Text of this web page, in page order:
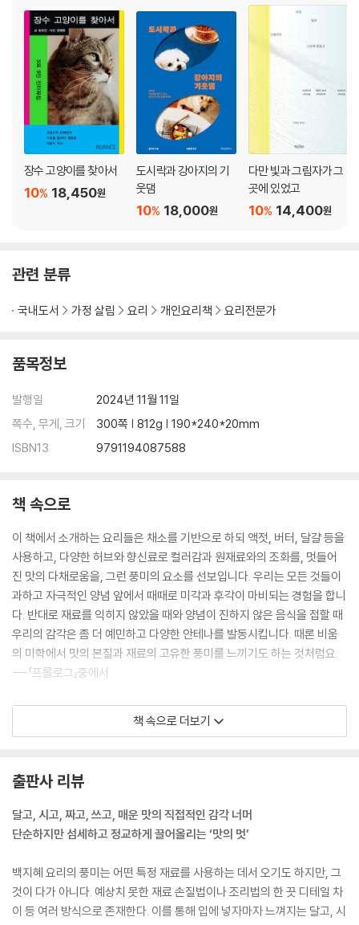
장수 고양이를 찾아서
18,450원
10%
도시락과 강아지의 기
웃댐
18,000원
10%
다만 빛과 그림자가 그
곳에 있었고
14,400원
10%
관련 분류
국내도서 가정 살림 요리 개인요리책 요리전문가
품목정보
발행일
2024년 11월 11일
쪽수, 무게, 크기
300쪽 | 812g | 190*240*20mm
ISBN13
9791194087588
책 속으로
이 책에서 소개하는 요리들은 채소를 기반으로 하되 액젓, 버터, 달걀 등을
사용하고, 다양한 허브와 향신료로 컬러감과 원재료와의 조화를, 멋들어
진 맛의 다채로움을, 그런 풍미의 요소를 선보입니다. 우리는 모든 것들이
과하고 자극적인 양념 앞에서 때때로 미각과 후각이 마비되는 경험을 합니
다. 반대로 재료를 익히지 않았을 때와 양념이 진하지 않은 음식을 접할 때
우리의 감각은 좀 더 예민하고 다양한 안테나를 발동시킵니다. 때론 비움
의 미학에서 맛의 본질과 재료의 고유한 풍미를 느끼기도 하는 것처럼요.
---「프롤로그」중에서
언젠가부터 채소 요리로 궁극의 맛을 추구하는 것을 마치 평생의 미션처럼
여기는 사람으로서, 영양가와 맛을 잡고도 만들기 쉬운 요리로 자신 있게
하는 채소를 넣고, 레몬즙과 올리브유, 소금, 후추를 더해 믹서기에 갈아
차게 해서 먹는 음식입니다. 이제는 한국의 여름도 동남아처럼 푹푹 찌는
습하고 무더운 날씨이기에 ‘시에스타’가 시급하다고 생각하지만, 그럴 수
---「콜드 그린 수프」중에서
밤은 고구마나 단호박과 단맛의 정도는 비슷하지만, 맛과 향미가 뛰어나
책 속으로 더보기
출판사 리뷰
달고, 시고, 짜고, 쓰고, 매운 맛의 직접적인 감각 너머
단순하지만 섬세하고 정교하게 끌어올리는 ‘맛의 멋’
백지혜 요리의 풍미는 어떤 특정 재료를 사용하는 데서 오기도 하지만, 그
것이 다가 아니다. 예상치 못한 재료 손질법이나 조리법의 한 끗 디테일 차
이 등 여러 방식으로 존재한다. 이를 통해 입에 넣자마자 느껴지는 달고, 시